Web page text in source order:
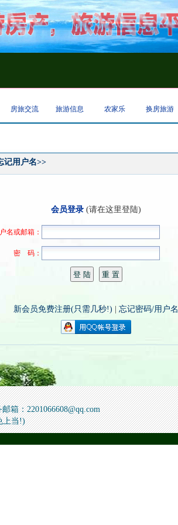
房旅交流 旅游信息 农家乐 换房旅游
记用户名>>
会员登录 (请在这里登陆)
名或邮箱：
密 码：
新会员免费注册(只需几秒!) 忘记密码/用户名
箱：2201066608@qq.com
上当!)